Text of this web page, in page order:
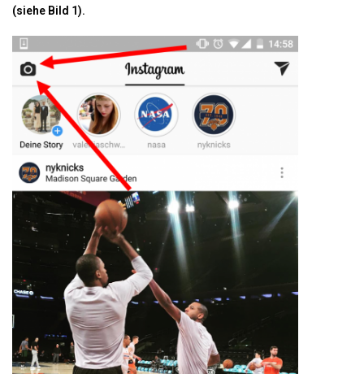
(siehe Bild 1).